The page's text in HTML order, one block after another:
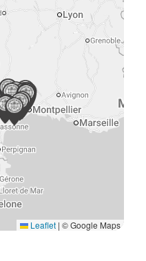
Leaflet | © Google Maps